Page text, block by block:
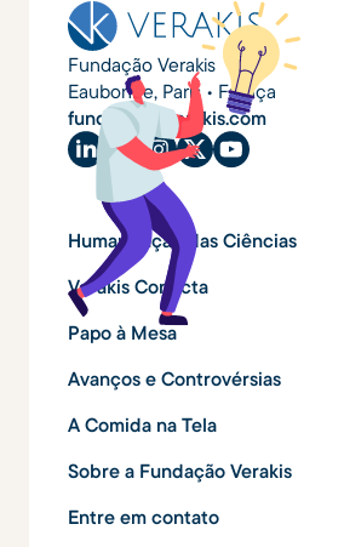
Fundação Verakis
Eaubonne, Paris • França
fundacao@verakis.com
Humanização das Ciências
Verakis Conecta
Papo à Mesa
Avanços e Controvérsias
A Comida na Tela
Sobre a Fundação Verakis
Entre em contato